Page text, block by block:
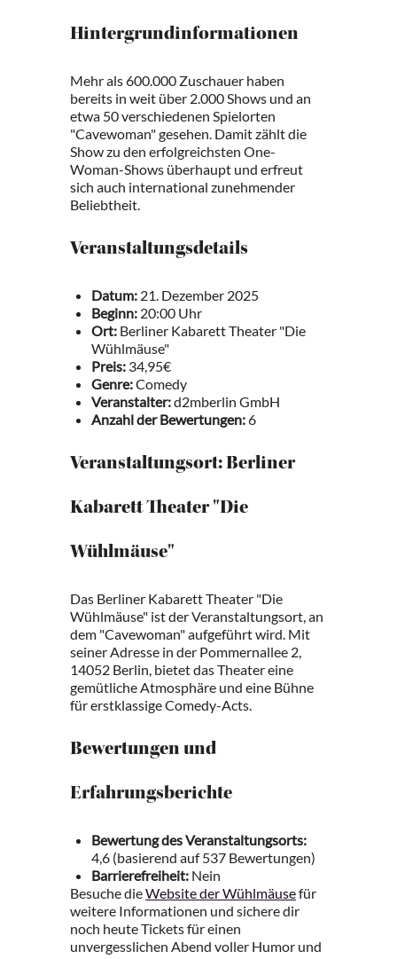
Hintergrundinformationen
Mehr als 600.000 Zuschauer haben
bereits in weit über 2.000 Shows und an
etwa 50 verschiedenen Spielorten
"Cavewoman" gesehen. Damit zählt die
Show zu den erfolgreichsten One-
Woman-Shows überhaupt und erfreut
sich auch international zunehmender
Beliebtheit.
Veranstaltungsdetails
Datum: 21. Dezember 2025
Beginn: 20:00 Uhr
Ort: Berliner Kabarett Theater "Die
Wühlmäuse"
Preis: 34,95€
Genre:Comedy
Veranstalter:d2mberlin GmbH
Anzahl der Bewertungen:6
Veranstaltungsort: Berliner
Kabarett Theater "Die
Wühlmäuse"
Das Berliner Kabarett Theater "Die
Wühlmäuse" ist der Veranstaltungsort, an
dem "Cavewoman" aufgeführt wird. Mit
seiner Adresse in der Pommernallee 2,
14052 Berlin, bietet das Theater eine
gemütliche Atmosphäre und eine Bühne
für erstklassige Comedy-Acts.
Bewertungen und
Erfahrungsberichte
Bewertung des Veranstaltungsorts:
4,6 (basierend auf 537 Bewertungen)
Barrierefreiheit: Nein
Besuche dieWebsite der Wühlmäusefür
weitere Informationen und sichere dir
noch heute Tickets für einen
unvergesslichen Abend voller Humor und